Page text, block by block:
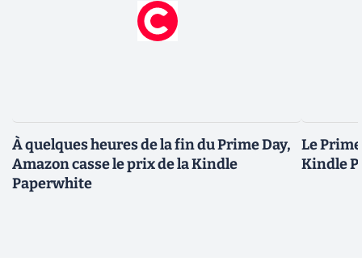
À quelques heures de la fin du Prime Day,
Amazon casse le prix de la Kindle
Paperwhite
Le
Kindle